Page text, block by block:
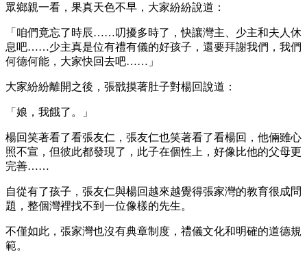
眾鄉親一看，果真天色不早，大家紛紛說道：
「咱們竟忘了時辰……叨擾多時了，快讓灣主、少主和夫人休
息吧……少主真是位有禮有儀的好孩子，還要拜謝我們，我們
何德何能，大家快回去吧……」
大家紛紛離開之後，張戩摸著肚子對楊回說道：
「娘，我餓了。」
楊回笑著看了看張友仁，張友仁也笑著看了看楊回，他倆雖心
照不宣，但彼此都發現了，此子在個性上，好像比他的父母更
完善……
自從有了孩子，張友仁與楊回越來越覺得張家灣的教育很成問
題，整個灣裡找不到一位像樣的先生。
不僅如此，張家灣也沒有典章制度，禮儀文化和明確的道德規
範。